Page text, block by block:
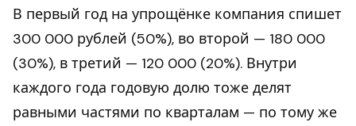
В первый год на упрощёнке компания спишет
300 000 рублей (50%), во второй — 180 000
(30%), в третий — 120 000 (20%). Внутри
каждого года годовую долю тоже делят
равными частями по кварталам — по тому же